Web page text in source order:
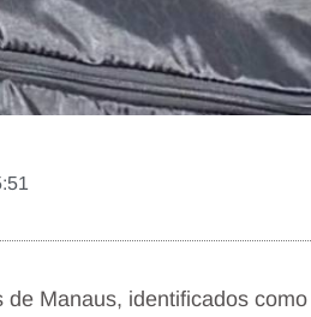
Manaus, identificados como